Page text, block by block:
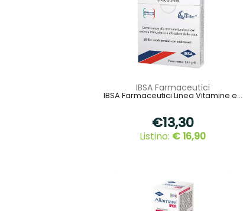
IBSA Farmaceutici
IBSA Farmaceutici Linea Vitamine e...
€13,30
Listino: € 16,90